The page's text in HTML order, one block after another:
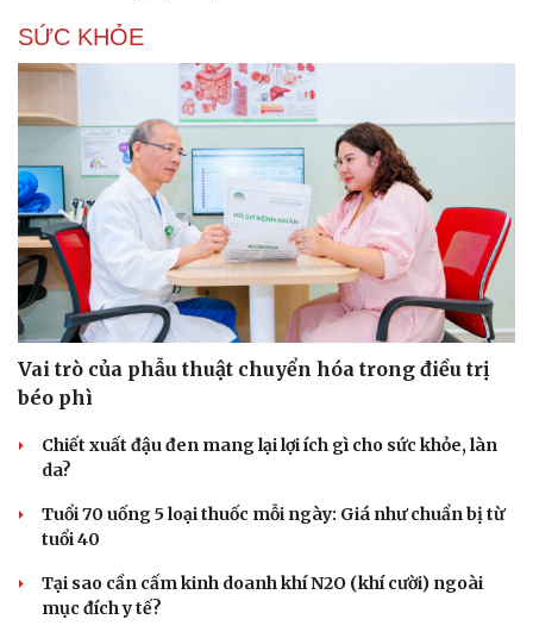
SỨC KHỎE
Vai trò của phẫu thuật chuyển hóa trong điều trị
béo phì
Chiết xuất đậu đen mang lại lợi ích gì cho sức khỏe, làn
da?
Tuổi 70 uống 5 loại thuốc mỗi ngày: Giá như chuẩn bị từ
tuổi 40
Tại sao cần cấm kinh doanh khí N2O (khí cười) ngoài
mục đích y tế?